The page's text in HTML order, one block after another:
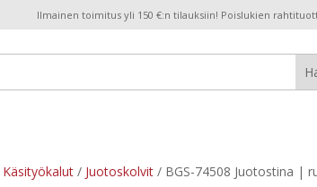
Ilmainen toimitus yli 150 €:n tilauksiin! Poislukien
Käsityökalut/ Juotoskolvit/ BGS-74508 Juotostina |